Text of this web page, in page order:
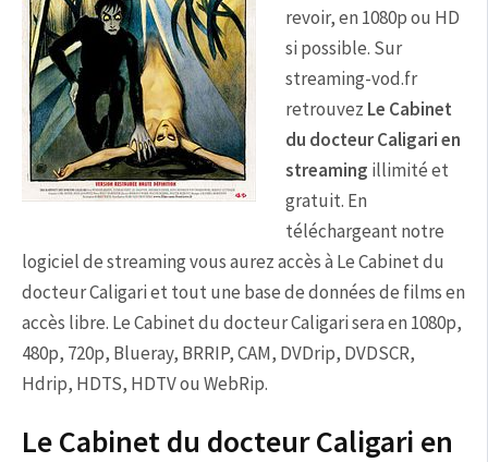
revoir, en 1080p ou HD
si possible. Sur
streaming-vod.fr
retrouvez Le Cabinet
du docteur Caligari en
streaming illimité et
gratuit. En
téléchargeant notre
logiciel de streaming vous aurez accès à Le Cabinet du
docteur Caligari et tout une base de données de films en
accès libre. Le Cabinet du docteur Caligari sera en 1080p,
480p, 720p, Blueray, BRRIP, CAM, DVDrip, DVDSCR,
Hdrip, HDTS, HDTV ou WebRip.
Le Cabinet du docteur Caligari en